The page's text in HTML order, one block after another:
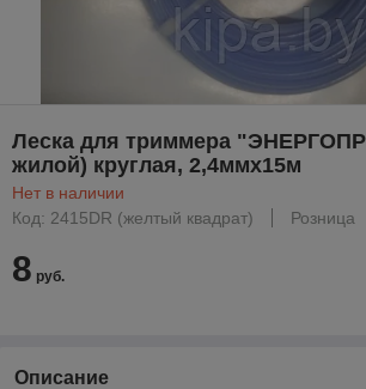
Леска для триммера
жилой) круглая, 2,4ммх15м
Нет в наличии
Код: 2415DR (желтый квадрат)
Розница
8 руб.
Описание